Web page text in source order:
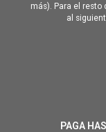
más). Para el resto
al
PAGA